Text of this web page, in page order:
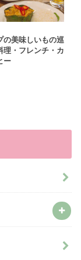
の美味しいもの巡
理・フレンチ・カ
ー